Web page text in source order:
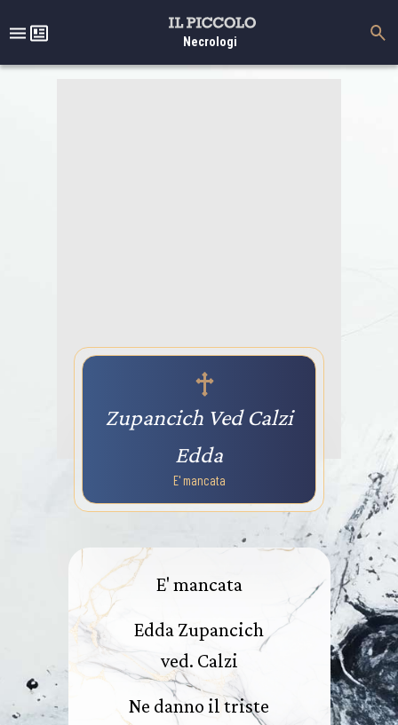
Necrologi
Zupancich Ved Calzi
Edda
E' mancata
E' mancata
Edda Zupancich
ved. Calzi
Ne danno il triste